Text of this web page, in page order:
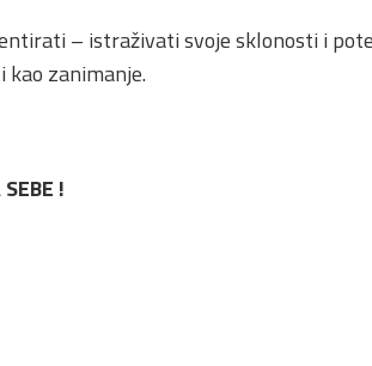
– istraživati svoje sklonosti i
kao zanimanje.
!